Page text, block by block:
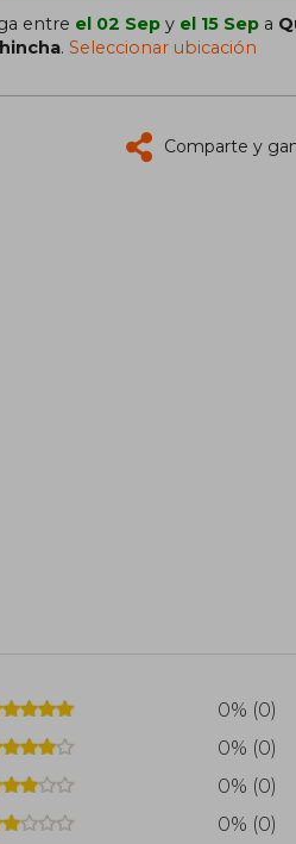
entre el 02 Sep y el 15 Sep a
. Seleccionar ubicación
Comparte y
0% (0)
0% (0)
0% (0)
0% (0)